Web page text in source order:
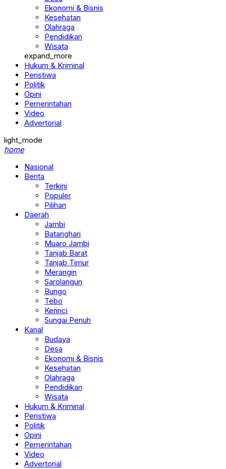
Ekonomi & Bisnis
Kesehatan
Olahraga
Pendidikan
Wisata
expand_more
Hukum & Kriminal
Peristiwa
Politik
Opini
Pemerintahan
Video
Advertorial
light_mode
home
Nasional
Berita
Terkini
Populer
Pilihan
Daerah
Jambi
Batanghari
Muaro Jambi
Tanjab Barat
Tanjab Timur
Merangin
Sarolangun
Bungo
Tebo
Kerinci
Sungai Penuh
Kanal
Budaya
Desa
Ekonomi & Bisnis
Kesehatan
Olahraga
Pendidikan
Wisata
Hukum & Kriminal
Peristiwa
Politik
Opini
Pemerintahan
Video
Advertorial